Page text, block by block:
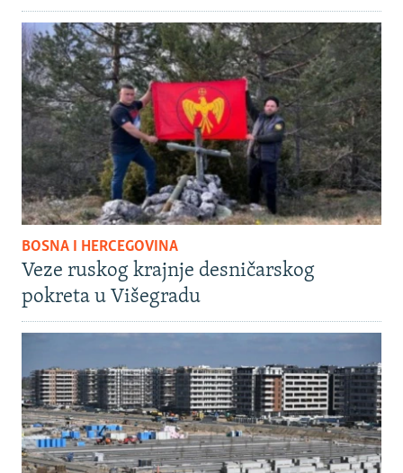
BOSNA I HERCEGOVINA
Veze ruskog krajnje desničarskog
pokreta u Višegradu